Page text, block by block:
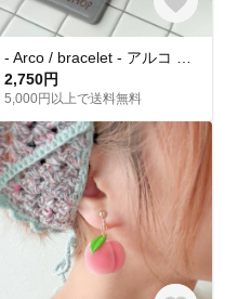
2,750円
5,000円以上で送料無料